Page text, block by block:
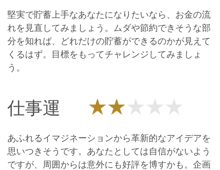
堅実で貯蓄上手なあなたになりたいなら、お金の流
れを見直してみましょう。ムダや節約できそうな部
分を知れば、どれだけの貯蓄ができるのかが見えて
くるはず。目標をもってチャレンジしてみましょ
う。
仕事運
あふれるイマジネーションから革新的なアイデアを
思いつきそうです。あなたとしては自信がないよう
ですが、周囲からは意外にも好評を博すかも。企画